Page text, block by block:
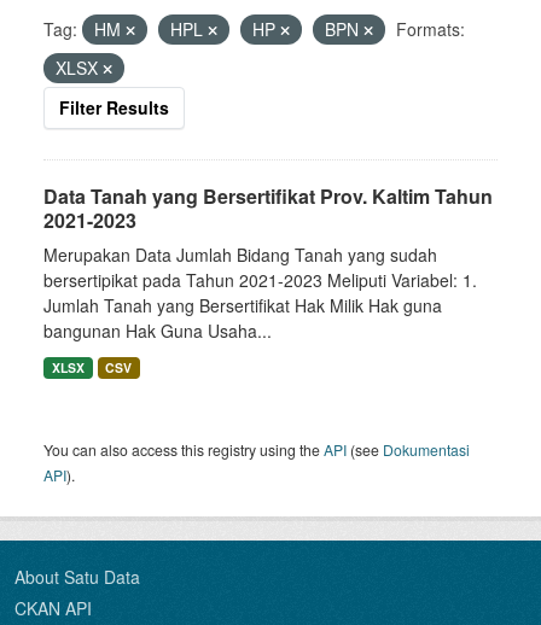
Tag: HM HPL HP BPN
Formats:
XLSX
Filter Results
Data Tanah yang Bersertifikat Prov. Kaltim Tahun
2021-2023
Merupakan Data Jumlah Bidang Tanah yang sudah
bersertipikat pada Tahun 2021-2023 Meliputi Variabel: 1.
Jumlah Tanah yang Bersertifikat Hak Milik Hak guna
bangunan Hak Guna Usaha...
XLSX CSV
You can also access this registry using theAPI (see Dokumentasi
API).
About Satu Data
CKAN API